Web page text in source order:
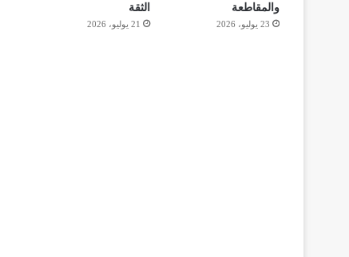
والمقاطعة
23 يوليو، 2026
الثقة
21 يوليو، 2026